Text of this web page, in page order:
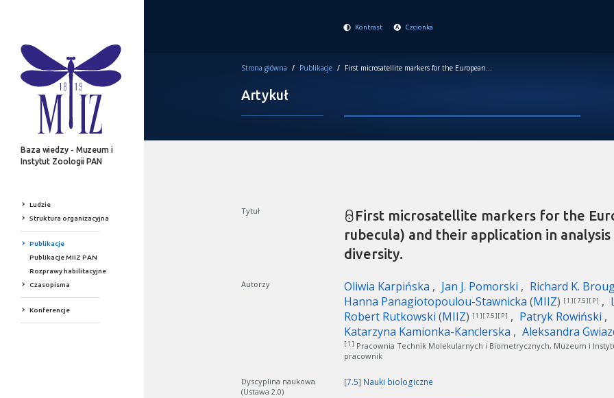
Baza wiedzy - Muzeum i
Instytut Zoologii PAN
Ludzie
Struktura organizacyjna
Publikacje
Publikacje MiIZ PAN
Rozprawy habilitacyjne
Czasopisma
Konferencje
Kontrast Czcionka
Strona główna / Publikacje / First microsatellite markers for the European Robin (Erithacus rubecula) and their application in analysis of parentage and genetic diversity.
Artykuł
Tytuł
First microsatellite markers for the
rubecula) and their application in
diversity.
Autorzy Oliwia Karpińska Jan J. Pomorski
Richard K.
Hanna Panagiotopoulou-Stawnicka (MIIZ) [ 1 ][ 7.5 ][ P ]
Robert Rutkowski (MIIZ) [ 1 ][ 7.5 ][ P ]
Patryk Rowiński
Katarzyna Kamionka-Kanclerska
Aleksandra
[ 1 ] Pracownia Technik Molekularnych i Biometrycznych, Muzeum i
pracownik
Dyscyplina naukowa
(Ustawa 2.0)
[7.5] Nauki biologiczne